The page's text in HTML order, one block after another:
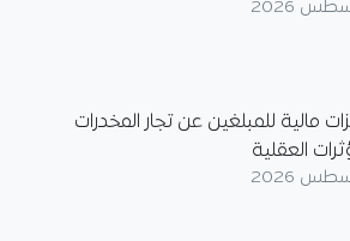
مالية للمبلغين عن تجار المخدرات
العقلية